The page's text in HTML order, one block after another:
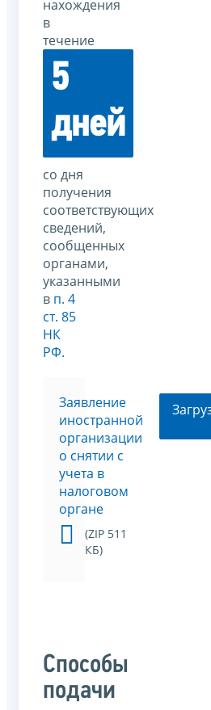
нахождения
в
течение
5
дней
со дня
получения
соответствующих
сведений,
сообщенных
органами,
указанными
в п. 4
ст. 85
НК
РФ.
Заявление
иностранной
организации
о снятии с
учета в
налоговом
органе
(ZIP 511
КБ)
Способы
подачи